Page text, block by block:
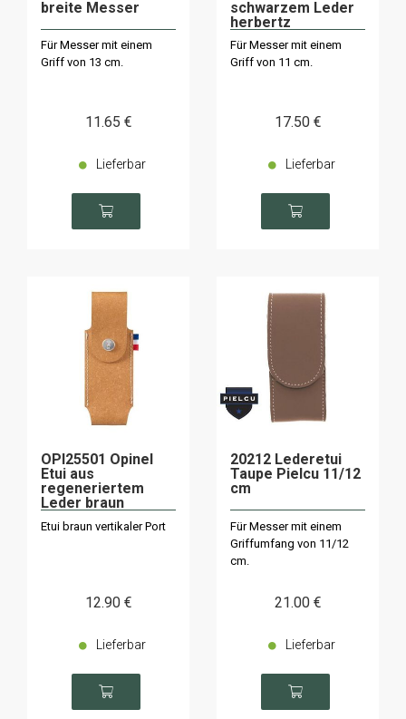
breite Messer
Für Messer mit einem
Griff von 13 cm.
11.65 €
Lieferbar
schwarzem Leder
herbertz
Für Messer mit einem
Griff von 11 cm.
17.50 €
Lieferbar
OPI25501 Opinel
Etui aus
regeneriertem
Leder braun
Etui braun vertikaler Port
12.90 €
Lieferbar
20212 Lederetui
Taupe Pielcu 11/12
cm
Für Messer mit einem
Griffumfang von 11/12
cm.
21.00 €
Lieferbar